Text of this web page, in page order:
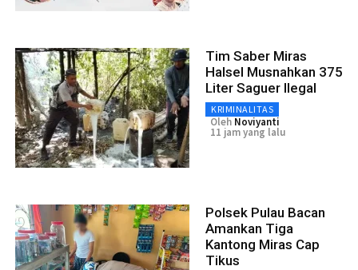
Tim Saber Miras
Halsel Musnahkan 375
Liter Saguer Ilegal
KRIMINALITAS
Oleh Noviyanti
11 jam yang lalu
Polsek Pulau Bacan
Amankan Tiga
Kantong Miras Cap
Tikus